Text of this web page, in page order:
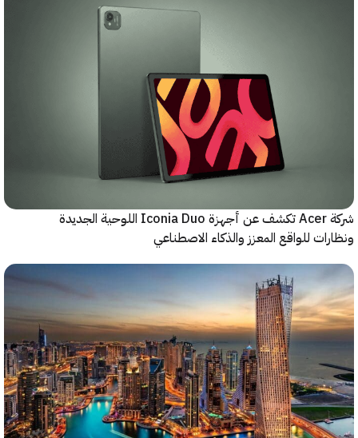
شركة Acer تكشف عن أجهزة Iconia Duo اللوحية الجديدة
للواقع المعزز والذكاء الاصطناعي